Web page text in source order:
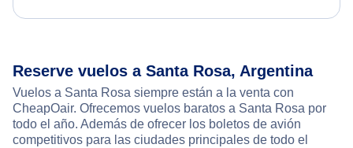
Reserve vuelos a Santa Rosa, Argentina
Vuelos a Santa Rosa siempre están a la venta con
CheapOair. Ofrecemos vuelos baratos a Santa Rosa por
todo el año. Además de ofrecer los boletos de avión
competitivos para las ciudades principales de todo el